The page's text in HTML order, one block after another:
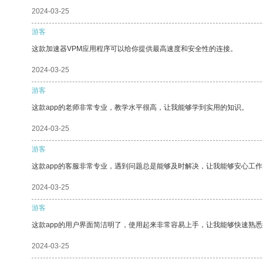
2024-03-25
游客
这款加速器VPM应用程序可以给你提供最高速度和安全性的连接。
2024-03-25
游客
这款app的老师非常专业，教学水平很高，让我能够学到实用的知识。
2024-03-25
游客
这款app的客服非常专业，遇到问题总是能够及时解决，让我能够安心工作
2024-03-25
游客
这款app的用户界面简洁明了，使用起来非常容易上手，让我能够快速熟悉
2024-03-25